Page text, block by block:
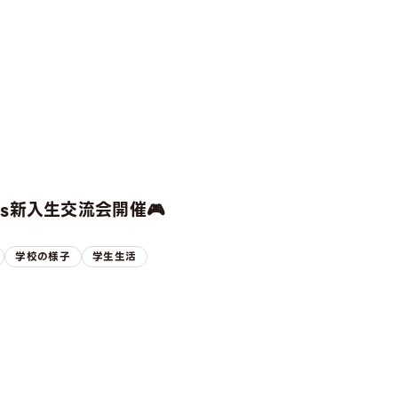
入生交流会開催🎮
学校の様子 学生生活